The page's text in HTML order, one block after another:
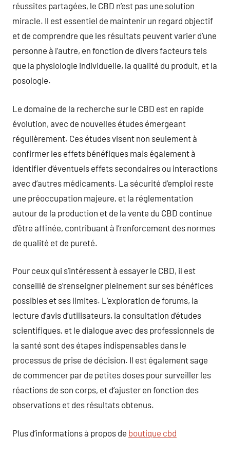
réussites partagées, le CBD n’est pas une solution
miracle. Il est essentiel de maintenir un regard objectif
et de comprendre que les résultats peuvent varier d’une
personne à l’autre, en fonction de divers facteurs tels
que la physiologie individuelle, la qualité du produit, et la
posologie.
Le domaine de la recherche sur le CBD est en rapide
évolution, avec de nouvelles études émergeant
régulièrement. Ces études visent non seulement à
confirmer les effets bénéfiques mais également à
identifier d’éventuels effets secondaires ou interactions
avec d’autres médicaments. La sécurité d’emploi reste
une préoccupation majeure, et la réglementation
autour de la production et de la vente du CBD continue
d’être affinée, contribuant à l’renforcement des normes
de qualité et de pureté.
Pour ceux qui s’intéressent à essayer le CBD, il est
conseillé de s’renseigner pleinement sur ses bénéfices
possibles et ses limites. L’exploration de forums, la
lecture d’avis d’utilisateurs, la consultation d’études
scientifiques, et le dialogue avec des professionnels de
la santé sont des étapes indispensables dans le
processus de prise de décision. Il est également sage
de commencer par de petites doses pour surveiller les
réactions de son corps, et d’ajuster en fonction des
observations et des résultats obtenus.
Plus d’informations à propos de boutique cbd